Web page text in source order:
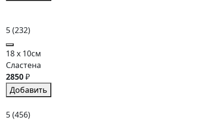
5(232)
18 x 10см
Сластена
2850₽
Добавить
5(456)